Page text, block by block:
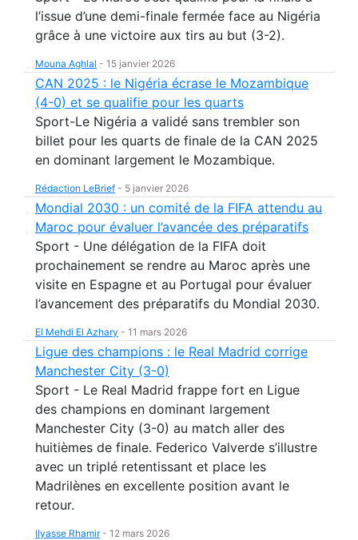
l’issue d’une demi-finale fermée face au Nigéria
grâce à une victoire aux tirs au but (3-2).
Mouna Aghlal - 15 janvier 2026
CAN 2025 : le Nigéria écrase le Mozambique
(4-0) et se qualifie pour les quarts
Sport-Le Nigéria a validé sans trembler son
billet pour les quarts de finale de la CAN 2025
en dominant largement le Mozambique.
Rédaction LeBrief - 5 janvier 2026
Mondial 2030 : un comité de la FIFA attendu au
Maroc pour évaluer l’avancée des préparatifs
Sport - Une délégation de la FIFA doit
prochainement se rendre au Maroc après une
visite en Espagne et au Portugal pour évaluer
l’avancement des préparatifs du Mondial 2030.
El Mehdi El Azhary - 11 mars 2026
Ligue des champions : le Real Madrid corrige
Manchester City (3-0)
Sport - Le Real Madrid frappe fort en Ligue
des champions en dominant largement
Manchester City (3-0) au match aller des
huitièmes de finale. Federico Valverde s’illustre
avec un triplé retentissant et place les
Madrilènes en excellente position avant le
retour.
Ilyasse Rhamir- 12 mars 2026